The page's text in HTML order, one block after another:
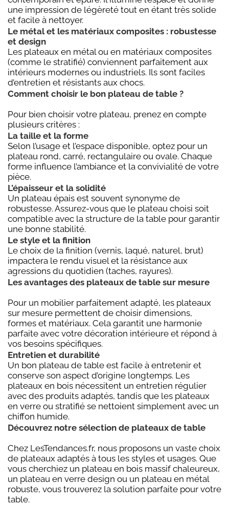
une impression de légèreté tout en étant très solide
et facile à nettoyer.
Le métal et les matériaux composites : robustesse
et design
Les plateaux en métal ou en matériaux composites
(comme le stratifié) conviennent parfaitement aux
intérieurs modernes ou industriels. Ils sont faciles
d’entretien et résistants aux chocs.
Comment choisir le bon plateau de table ?
Pour bien choisir votre plateau, prenez en compte
plusieurs critères :
La taille et la forme
Selon l’usage et l’espace disponible, optez pour un
plateau rond, carré, rectangulaire ou ovale. Chaque
forme influence l’ambiance et la convivialité de votre
pièce.
L’épaisseur et la solidité
Un plateau épais est souvent synonyme de
robustesse. Assurez-vous que le plateau choisi soit
compatible avec la structure de la table pour garantir
une bonne stabilité.
Le style et la finition
Le choix de la finition (vernis, laqué, naturel, brut)
impactera le rendu visuel et la résistance aux
agressions du quotidien (taches, rayures).
Les avantages des plateaux de table sur mesure
Pour un mobilier parfaitement adapté, les plateaux
sur mesure permettent de choisir dimensions,
formes et matériaux. Cela garantit une harmonie
parfaite avec votre décoration intérieure et répond à
vos besoins spécifiques.
Entretien et durabilité
Un bon plateau de table est facile à entretenir et
conserve son aspect d’origine longtemps. Les
plateaux en bois nécessitent un entretien régulier
avec des produits adaptés, tandis que les plateaux
en verre ou stratifié se nettoient simplement avec un
chiffon humide.
Découvrez notre sélection de plateaux de table
Chez LesTendances.fr, nous proposons un vaste choix
de plateaux adaptés à tous les styles et usages. Que
vous cherchiez un plateau en bois massif chaleureux,
un plateau en verre design ou un plateau en métal
robuste, vous trouverez la solution parfaite pour votre
table.